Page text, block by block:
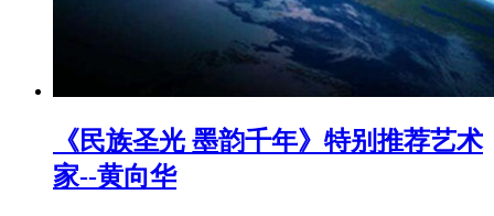
《民族圣光 墨韵千年》特别推荐艺术
家--黄向华